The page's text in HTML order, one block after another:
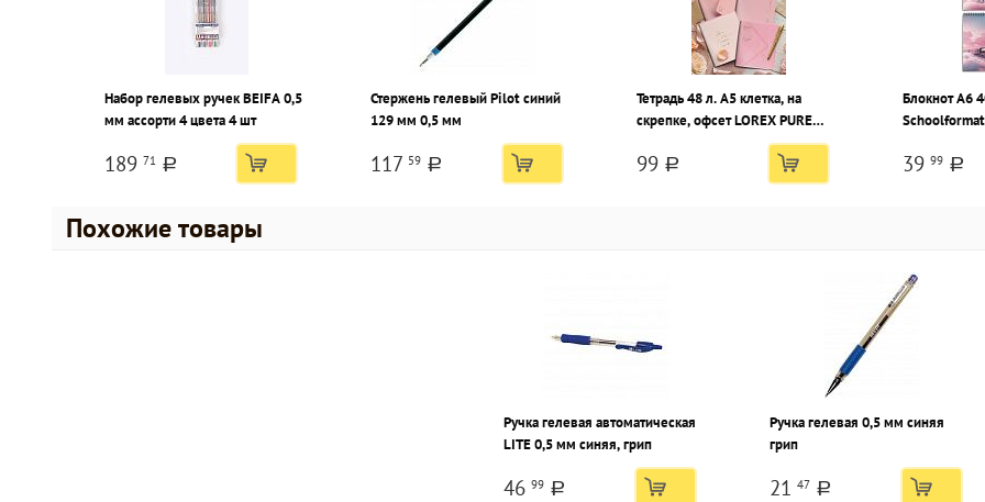
Набор гелевых ручек BEIFA 0,5
мм ассорти 4 цвета 4 шт
189 71 a
Стержень гелевый Pilot синий
129 мм 0,5 мм
117 59 a
Тетрадь 48 л. А5 клетка, на
скрепке, офсет LOREX PURE
LOVE мелованный картон,
двойная обложка, запечатка
форзаца, soft touch, фольга
99 a
Блокнот А6
ОБЛАКА на
картон,
39 99 a
Похожие товары
Ручка гелевая автоматическая
LITE 0,5 мм синяя, грип
46 99 a
Ручка гелевая 0,5 мм синяя
грип
21 47 a